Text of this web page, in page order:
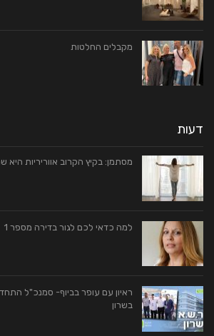
מקבלים החלטות
דעות
מסתמן: בקיץ הקרוב אווריריות
למה כדאי לכם לגור בדירה מספר 1
ראיון עם עופר בביוף- סמנכ"ל
בשרון